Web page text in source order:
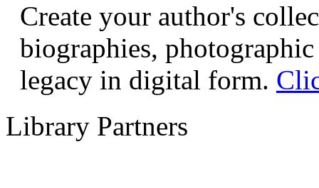
Create your author's
biographies,
legacy in digital form.
Library Partners